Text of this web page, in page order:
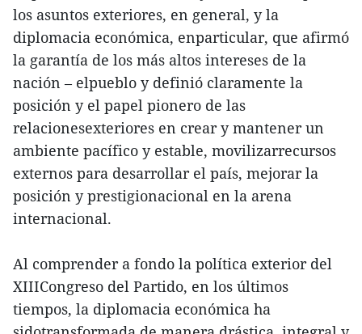
los asuntos exteriores, en general, y la
diplomacia económica, enparticular, que afirmó
la garantía de los más altos intereses de la
nación – elpueblo y definió claramente la
posición y el papel pionero de las
relacionesexteriores en crear y mantener un
ambiente pacífico y estable, movilizarrecursos
externos para desarrollar el país, mejorar la
posición y prestigionacional en la arena
internacional.
Al comprender a fondo la política exterior del
XIIICongreso del Partido, en los últimos
tiempos, la diplomacia económica ha